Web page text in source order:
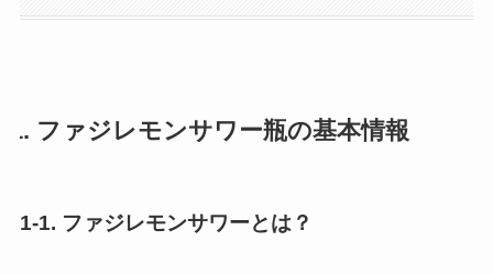
1. ファジレモンサワー瓶の基本情報
1-1. ファジレモンサワーとは？